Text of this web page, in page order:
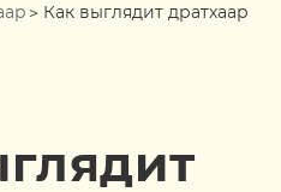
Как выглядит дратхаар